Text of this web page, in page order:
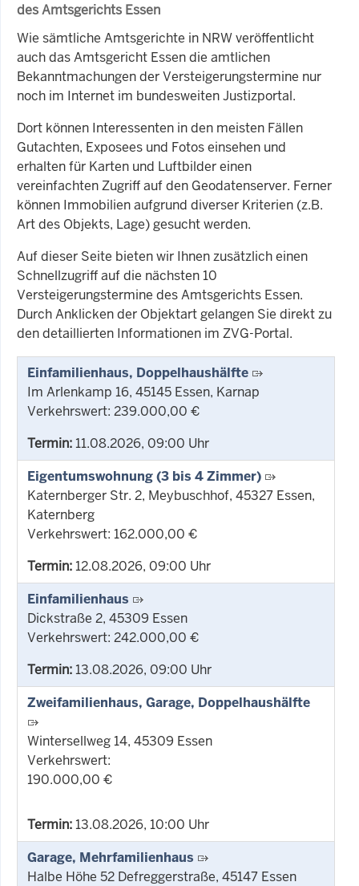
des Amtsgerichts Essen
Wie sämtliche Amtsgerichte in NRW veröffentlicht
auch das Amtsgericht Essen die amtlichen
Bekanntmachungen der Versteigerungstermine nur
noch im Internet im bundesweiten Justizportal.
Dort können Interessenten in den meisten Fällen
Gutachten, Exposees und Fotos einsehen und
erhalten für Karten und Luftbilder einen
vereinfachten Zugriff auf den Geodatenserver. Ferner
können Immobilien aufgrund diverser Kriterien (z.B.
Art des Objekts, Lage) gesucht werden.
Auf dieser Seite bieten wir Ihnen zusätzlich einen
Schnellzugriff auf die nächsten 10
Versteigerungstermine des Amtsgerichts Essen.
Durch Anklicken der Objektart gelangen Sie direkt zu
den detaillierten Informationen im ZVG-Portal.
Einfamilienhaus, Doppelhaushälfte
Im Arlenkamp 16, 45145 Essen, Karnap
Verkehrswert: 239.000,00 €
Termin:11.08.2026, 09:00 Uhr
Eigentumswohnung (3 bis 4 Zimmer)
Katernberger Str. 2, Meybuschhof, 45327 Essen,
Katernberg
Verkehrswert: 162.000,00 €
Termin:12.08.2026, 09:00 Uhr
Einfamilienhaus
Dickstraße 2, 45309 Essen
Verkehrswert: 242.000,00 €
Termin:13.08.2026, 09:00 Uhr
Zweifamilienhaus, Garage, Doppelhaushälfte
Wintersellweg 14, 45309 Essen
Verkehrswert:
190.000,00 €
Termin:13.08.2026, 10:00 Uhr
Garage, Mehrfamilienhaus
Halbe Höhe 52 Defreggerstraße, 45147 Essen